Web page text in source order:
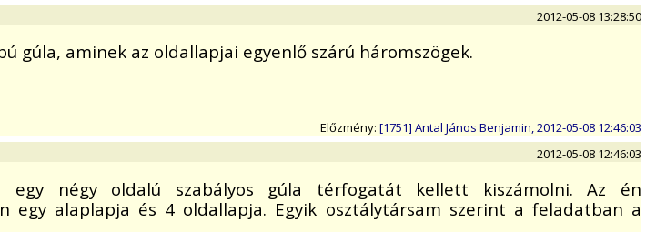
2012-05-08 13:28:50
gúla, aminek az oldallapjai egyenlő szárú háromszögek.
Előzmény: [1751] Antal János Benjamin, 2012-05-08 12:46:03
2012-05-08 12:46:03
négy oldalú szabályos gúla térfogatát kellett kiszámolni. Az én
egy alaplapja és 4 oldallapja. Egyik osztálytársam szerint a feladatban a